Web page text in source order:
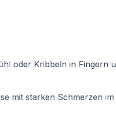
oder Kribbeln in Fingern
mit starken Schmerzen im